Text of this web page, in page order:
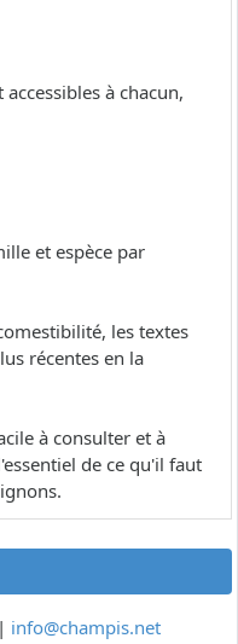
à chacun,
et espèce par
les textes
récentes en la
à consulter et à
de ce qu'il faut
info@champis.net